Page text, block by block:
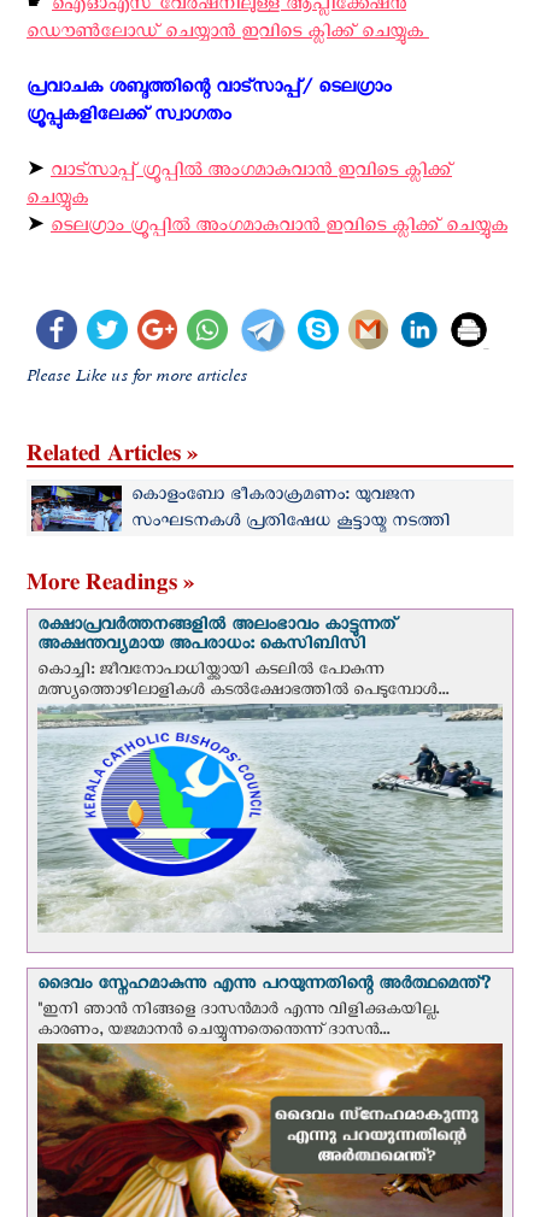
☛ ഐ‌ഓ‌എസ് വേര്‍ഷനിലുള്ള ആപ്ലിക്കേഷന്‍
ഡൌണ്‍ലോഡ് ചെയ്യാന്‍ ഇവിടെ ക്ലിക്ക് ചെയ്യുക ‍
പ്രവാചക ശബ്ദത്തിന്റെ വാട്സാപ്പ്/ ടെലഗ്രാം
ഗ്രൂപ്പുകളിലേക്ക് സ്വാഗതം ‍
➤ വാട്സാപ്പ് ഗ്രൂപ്പിൽ അംഗമാകുവാൻ ഇവിടെ ക്ലിക്ക്
ചെയ്യുക
➤ ടെലഗ്രാം ഗ്രൂപ്പിൽ അംഗമാകുവാൻ ഇവിടെ ക്ലിക്ക് ചെയ്യുക
Please Like us for more articles
Related Articles »
കൊളംബോ ഭീകരാക്രമണം: യുവജന
സംഘടനകള്‍ പ്രതിഷേധ കൂട്ടായ്മ നടത്തി
More Readings »
രക്ഷാപ്രവര്‍ത്തനങ്ങളില്‍ അലംഭാവം കാട്ടുന്നത്
അക്ഷന്തവ്യമായ അപരാധം: കെസിബിസി
കൊച്ചി: ജീവനോപാധിയ്ക്കായി കടലില്‍ പോകുന്ന
മത്സ്യത്തൊഴിലാളികള്‍ കടല്‍ക്ഷോഭത്തില്‍ പെടുമ്പോള്‍...
ദൈവം സ്നേഹമാകുന്നു എന്നു പറയുന്നതിന്റെ അർത്ഥമെന്ത്?
"ഇനി ഞാന്‍ നിങ്ങളെ ദാസന്‍മാര്‍ എന്നു വിളിക്കുകയില്ല.
കാരണം, യജമാനന്‍ ചെയ്യുന്നതെന്തെന്ന് ദാസന്‍...